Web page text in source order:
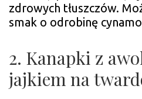
zdrowych tłuszczów.
smak o odrobinę
2. Kanapki z
jajkiem na